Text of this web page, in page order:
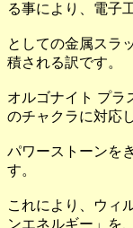
る事により、電子
としての金属スラ
積される訳です。
オルゴナイト プラ
のチャクラに対応
パワーストーンを
す。
これにより、ウィ
ンエネルギー」を